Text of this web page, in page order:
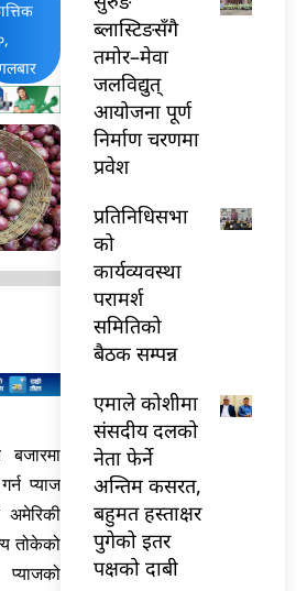
प्याज
अमेरिकी
तोकेको
ब्लास्टिङसँगै
तमोर–मेवा
जलविद्युत्
आयोजना पूर्ण
निर्माण चरणमा
प्रवेश
प्रतिनिधिसभा
को
कार्यव्यवस्था
परामर्श
समितिको
बैठक सम्पन्न
एमाले कोशीमा
संसदीय दलको
नेता फेर्ने
अन्तिम कसरत,
बहुमत हस्ताक्षर
पुगेको इतर
पक्षको दाबी